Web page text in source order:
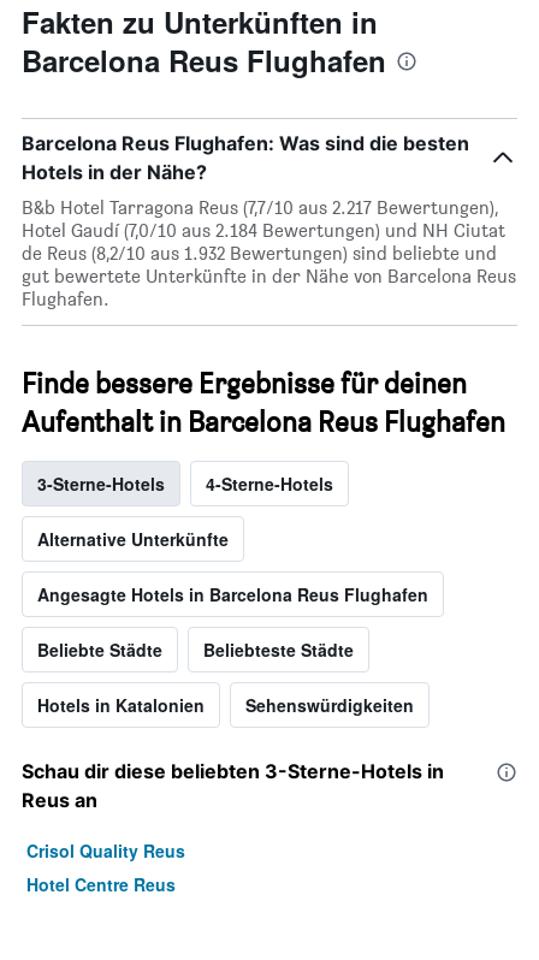
Fakten zu Unterkünften in
Barcelona Reus Flughafen
Barcelona Reus Flughafen: Was sind die besten
Hotels in der Nähe?
B&b Hotel Tarragona Reus (7,7/10 aus 2.217 Bewertungen),
Hotel Gaudí (7,0/10 aus 2.184 Bewertungen) und NH Ciutat
de Reus (8,2/10 aus 1.932 Bewertungen) sind beliebte und
gut bewertete Unterkünfte in der Nähe von Barcelona Reus
Flughafen.
Finde bessere Ergebnisse für deinen
Aufenthalt in Barcelona Reus Flughafen
3-Sterne-Hotels 4-Sterne-Hotels
Alternative Unterkünfte
Angesagte Hotels in Barcelona Reus Flughafen
Beliebte Städte Beliebteste Städte
Hotels in Katalonien Sehenswürdigkeiten
Schau dir diese beliebten 3-Sterne-Hotels in
Reus an
Crisol Quality Reus
Hotel Centre Reus